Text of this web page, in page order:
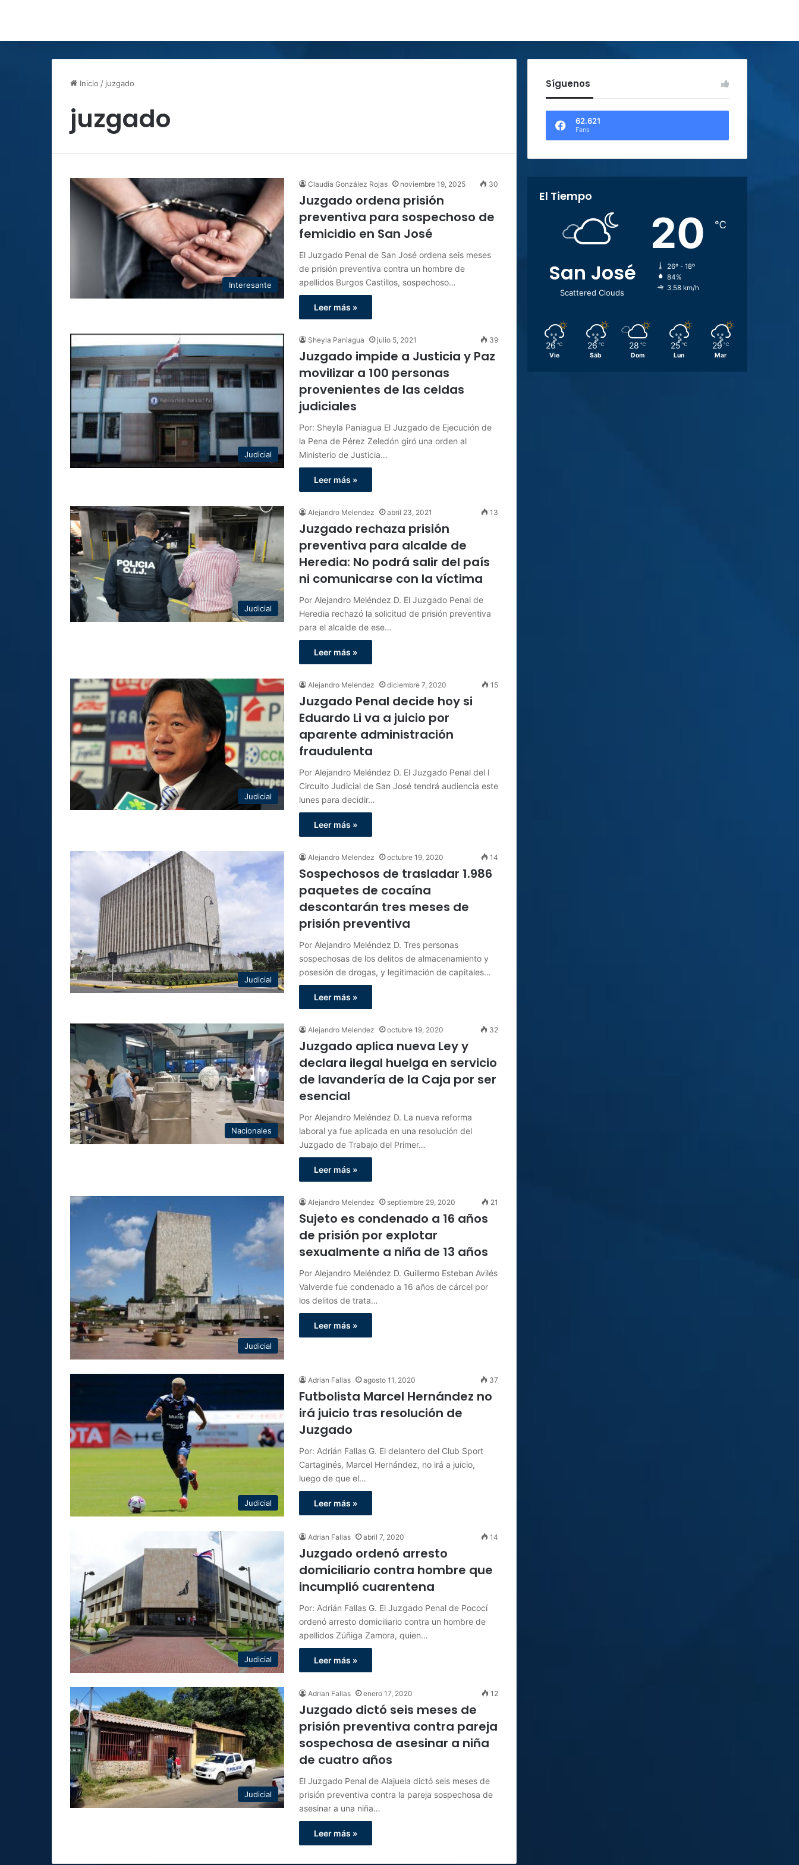
Inicio / juzgado
juzgado
Interesante
Claudia González Rojas noviembre 19, 2025 30
Juzgado ordena prisión
preventiva para sospechoso de
femicidio en San José
El Juzgado Penal de San José ordena seis meses
de prisión preventiva contra un hombre de
apellidos Burgos Castillos, sospechoso…
Leer más »
Judicial
Sheyla Paniagua julio 5, 2021 39
Juzgado impide a Justicia y Paz
movilizar a 100 personas
provenientes de las celdas
judiciales
Por: Sheyla Paniagua El Juzgado de Ejecución de
la Pena de Pérez Zeledón giró una orden al
Ministerio de Justicia…
Leer más »
Judicial
Alejandro Melendez abril 23, 2021 13
Juzgado rechaza prisión
preventiva para alcalde de
Heredia: No podrá salir del país
ni comunicarse con la víctima
Por Alejandro Meléndez D. El Juzgado Penal de
Heredia rechazó la solicitud de prisión preventiva
para el alcalde de ese…
Leer más »
Judicial
Alejandro Melendez diciembre 7, 2020 15
Juzgado Penal decide hoy si
Eduardo Li va a juicio por
aparente administración
fraudulenta
Por Alejandro Meléndez D. El Juzgado Penal del I
Circuito Judicial de San José tendrá audiencia este
lunes para decidir…
Leer más »
Judicial
Alejandro Melendez octubre 19, 2020 14
Sospechosos de trasladar 1.986
paquetes de cocaína
descontarán tres meses de
prisión preventiva
Por Alejandro Meléndez D. Tres personas
sospechosas de los delitos de almacenamiento y
posesión de drogas, y legitimación de capitales…
Leer más »
Nacionales
Alejandro Melendez octubre 19, 2020 32
Juzgado aplica nueva Ley y
declara ilegal huelga en servicio
de lavandería de la Caja por ser
esencial
Por Alejandro Meléndez D. La nueva reforma
laboral ya fue aplicada en una resolución del
Juzgado de Trabajo del Primer…
Leer más »
Judicial
Alejandro Melendez septiembre 29, 2020 21
Sujeto es condenado a 16 años
de prisión por explotar
sexualmente a niña de 13 años
Por Alejandro Meléndez D. Guillermo Esteban Avilés
Valverde fue condenado a 16 años de cárcel por
los delitos de trata…
Leer más »
Judicial
Adrian Fallas agosto 11, 2020 37
Futbolista Marcel Hernández no
irá juicio tras resolución de
Juzgado
Por: Adrián Fallas G. El delantero del Club Sport
Cartaginés, Marcel Hernández, no irá a juicio,
luego de que el…
Leer más »
Judicial
Adrian Fallas abril 7, 2020 14
Juzgado ordenó arresto
domiciliario contra hombre que
incumplió cuarentena
Por: Adrián Fallas G. El Juzgado Penal de Pococí
ordenó arresto domiciliario contra un hombre de
apellidos Zúñiga Zamora, quien…
Leer más »
Judicial
Adrian Fallas enero 17, 2020 12
Juzgado dictó seis meses de
prisión preventiva contra pareja
sospechosa de asesinar a niña
de cuatro años
El Juzgado Penal de Alajuela dictó seis meses de
prisión preventiva contra la pareja sospechosa de
asesinar a una niña…
Leer más »
Síguenos
62.621
Fans
El Tiempo
San José
Scattered Clouds
20 ℃
26º - 18º
84%
3.58 km/h
26 ℃
Vie
26 ℃
Sáb
28 ℃
Dom
25 ℃
Lun
29 ℃
Mar